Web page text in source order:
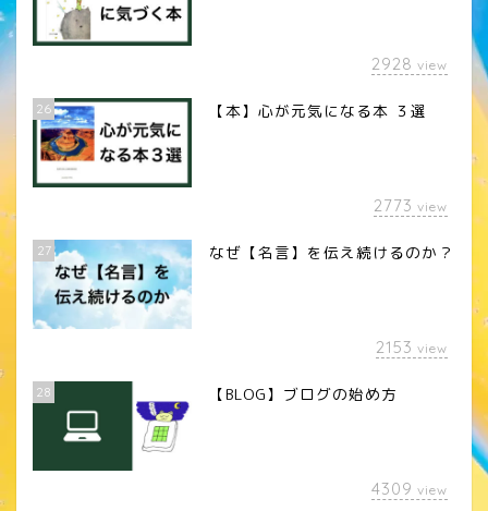
2928 view
26 【本】心が元気になる本 ３選
2773 view
27 なぜ【名言】を伝え続けるのか？
2153 view
28 【BLOG】ブログの始め方
4309 view